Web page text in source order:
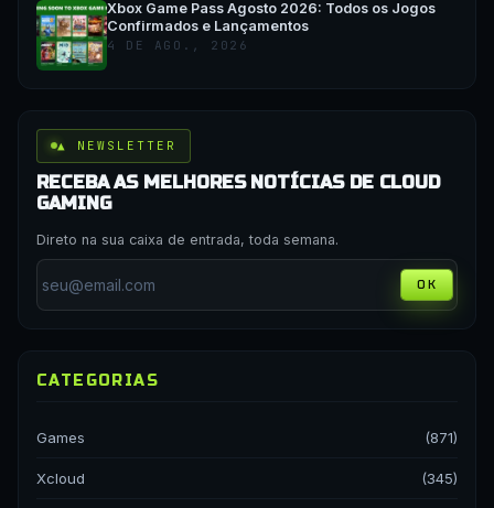
Xbox Game Pass Agosto 2026: Todos os Jogos
Confirmados e Lançamentos
4 DE AGO., 2026
▲ NEWSLETTER
RECEBA AS MELHORES NOTÍCIAS DE CLOUD
GAMING
Direto na sua caixa de entrada, toda semana.
OK
CATEGORIAS
Games (871)
Xcloud (345)